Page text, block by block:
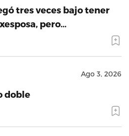
tres veces bajo tener
pero…
Ago 3, 2026
doble